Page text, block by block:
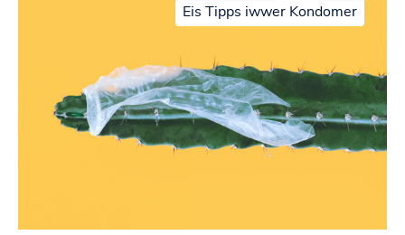
Eis Tipps iwwer Kondomer